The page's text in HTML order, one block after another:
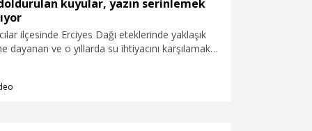
doldurulan kuyular, yazın serinlemek
ilçesinde Erciyes Dağı eteklerinde yaklaşık
dayanan ve o yıllarda su ihtiyacını karşılamak
Mahmut Gengeç (67), evlerinin önündeki tarihi